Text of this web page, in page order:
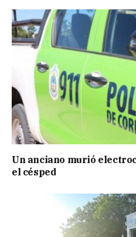
Un anciano murió
el césped